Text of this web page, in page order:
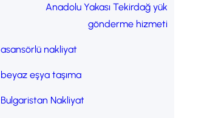
Anadolu Yakası Tekirdağ yük
gönderme hizmeti
asansörlü nakliyat
beyaz eşya taşıma
Bulgaristan Nakliyat